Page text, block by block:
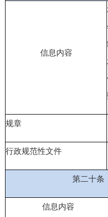
信息内容
规章
行政规范性文件
第二十条
信息内容